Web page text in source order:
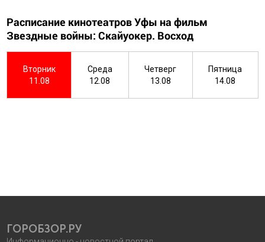
Расписание кинотеатров Уфы на фильм
Звездные войны: Скайуокер. Восход
Вторник
11.08
Среда
12.08
Четверг
13.08
Пятница
14.08
ГОРОБЗОР.РУ